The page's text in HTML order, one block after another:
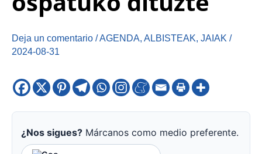
Deja un comentario /AGENDA, ALBISTEAK, JAIAK /
2024-08-31
¿Nos sigues? Márcanos como medio preferente.